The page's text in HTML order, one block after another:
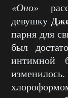
«Оно»
девушку
парня для
был
интимной